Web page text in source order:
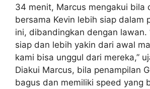
34 menit, Marcus mengakui bila
bersama Kevin lebih siap dalam
ini, dibandingkan dengan lawan.
siap dan lebih yakin dari awal
kami bisa unggul dari mereka,”
Diakui Marcus, bila penampilan
bagus dan memiliki speed yang